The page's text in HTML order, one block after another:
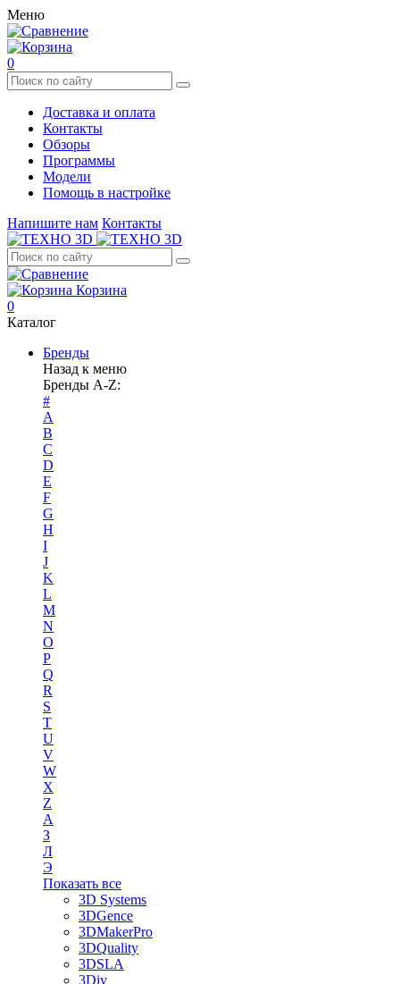
Меню
0
Доставка и оплата
Контакты
Обзоры
Программы
Модели
Помощь в настройке
Напишите нам Контакты
Корзина
0
Каталог
Бренды
Назад к меню
Бренды A-Z:
#
A
B
C
D
E
F
G
H
I
J
K
L
M
N
O
P
Q
R
S
T
U
V
W
X
Z
А
З
Л
Э
Показать все
3D Systems
3DGence
3DMakerPro
3DQuality
3DSLA
3Diy